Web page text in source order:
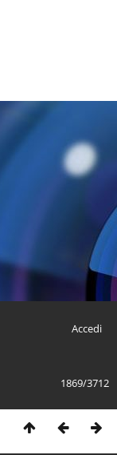
Accedi
1869/3712